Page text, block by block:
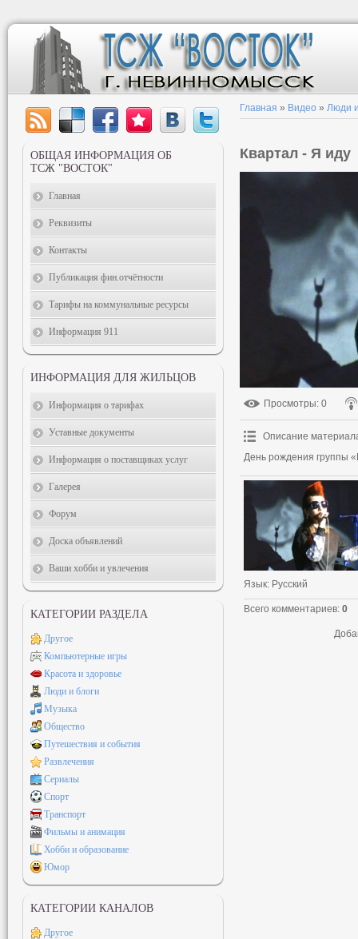
Главная » Видео » Люди
Квартал - Я иду
Просмотры: 0
Описание
День рождения группы
Язык: Русский
Всего комментариев: 0
ОБЩАЯ ИНФОРМАЦИЯ ОБ
ТСЖ "ВОСТОК"
Главная
Реквизиты
Контакты
Публикация фин.отчётности
Тарифы на коммунальные ресурсы
Информация 911
ИНФОРМАЦИЯ ДЛЯ ЖИЛЬЦОВ
Информация о тарифах
Уставные документы
Информация о поставщиках услуг
Галерея
Форум
Доска объявлений
Ваши хобби и увлечения
КАТЕГОРИИ РАЗДЕЛА
Другое
Компьютерные игры
Красота и здоровье
Люди и блоги
Музыка
Общество
Путешествия и события
Развлечения
Сериалы
Спорт
Транспорт
Фильмы и анимация
Хобби и образование
Юмор
КАТЕГОРИИ КАНАЛОВ
Другое